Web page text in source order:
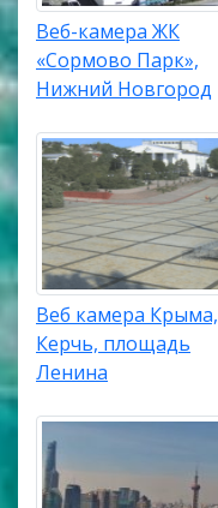
Веб-камера ЖК
«Сормово Парк»,
Нижний Новгород
Веб камера Крыма,
Керчь, площадь
Ленина